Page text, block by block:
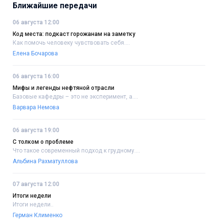
Ближайшие передачи
06 августа 12:00
Код места: подкаст горожанам на заметку
Как помочь человеку чувствовать себя....
Елена Бочарова
06 августа 16:00
Мифы и легенды нефтяной отрасли
Базовые кафедры – это не эксперимент, а....
Варвара Немова
06 августа 19:00
С толком о проблеме
Что такое современный подход к грудному....
Альбина Рахматуллова
07 августа 12:00
Итоги недели
Итоги недели..
Герман Клименко